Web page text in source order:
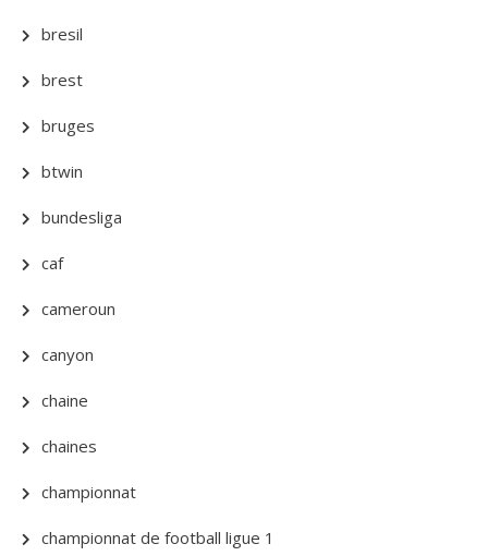
bresil
brest
bruges
btwin
bundesliga
caf
cameroun
canyon
chaine
chaines
championnat
championnat de football ligue 1